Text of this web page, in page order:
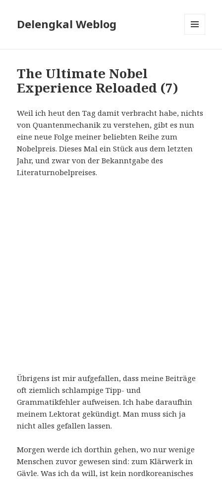
Delengkal Weblog
The Ultimate Nobel
Experience Reloaded (7)
Weil ich heut den Tag damit verbracht habe, nichts
von Quantenmechanik zu verstehen, gibt es nun
eine neue Folge meiner beliebten Reihe zum
Nobelpreis. Dieses Mal ein Stück aus dem letzten
Jahr, und zwar von der Bekanntgabe des
Literaturnobelpreises.
Übrigens ist mir aufgefallen, dass meine Beiträge
oft ziemlich schlampige Tipp- und
Grammatikfehler aufweisen. Ich habe daraufhin
meinem Lektorat gekündigt. Man muss sich ja
nicht alles gefallen lassen.
Morgen werde ich dorthin gehen, wo nur wenige
Menschen zuvor gewesen sind: zum Klärwerk in
Gävle. Was ich da will, ist kein nordkoreanisches